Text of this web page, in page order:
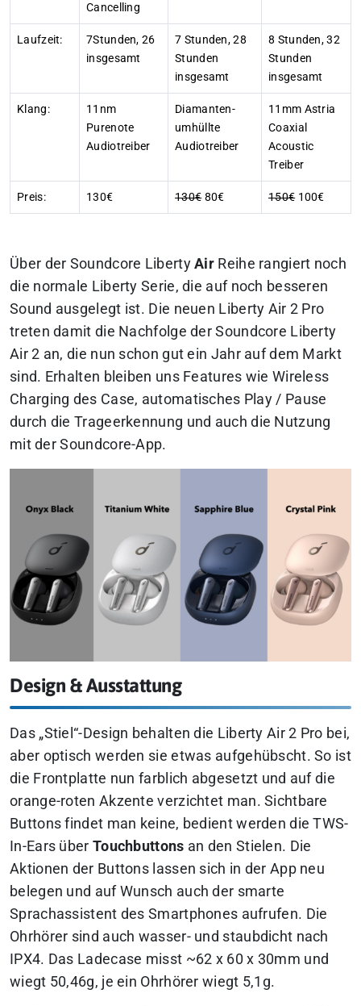
Cancelling
Laufzeit:
7Stunden, 26
insgesamt
7 Stunden, 28
Stunden
insgesamt
8 Stunden, 32
Stunden
insgesamt
Klang:
11nm
Purenote
Audiotreiber
Diamanten-
umhüllte
Audiotreiber
11mm Astria
Coaxial
Acoustic
Treiber
Preis: 130€ 130€80€ 150€100€
Über der Soundcore LibertyAir Reihe rangiert noch
die normale Liberty Serie, die auf noch besseren
Sound ausgelegt ist. Die neuen Liberty Air 2 Pro
treten damit die Nachfolge der Soundcore Liberty
Air 2 an, die nun schon gut ein Jahr auf dem Markt
sind. Erhalten bleiben uns Features wie Wireless
Charging des Case, automatisches Play / Pause
durch die Trageerkennung und auch die Nutzung
mit der Soundcore-App.
Design & Ausstattung
Das „Stiel“-Design behalten die Liberty Air 2 Pro bei,
aber optisch werden sie etwas aufgehübscht. So ist
die Frontplatte nun farblich abgesetzt und auf die
orange-roten Akzente verzichtet man. Sichtbare
Buttons findet man keine, bedient werden die TWS-
In-Ears über Touchbuttons an den Stielen. Die
Aktionen der Buttons lassen sich in der App neu
belegen und auf Wunsch auch der smarte
Sprachassistent des Smartphones aufrufen. Die
Ohrhörer sind auch wasser- und staubdicht nach
IPX4. Das Ladecase misst ~62 x 60 x 30mm und
wiegt 50,46g, je ein Ohrhörer wiegt 5,1g.